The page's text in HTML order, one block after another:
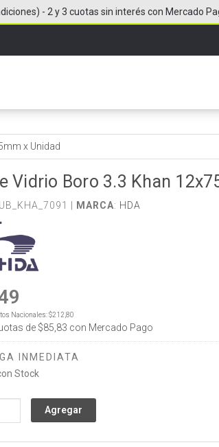
- 2 y 3 cuotas sin interés con Mercado
x Unidad
Vidrio Boro 3.3 Khan
| MARCA: HDA
Nacionales:$212,80
de $85,83 con Mercado Pago
INMEDIATA
Stock